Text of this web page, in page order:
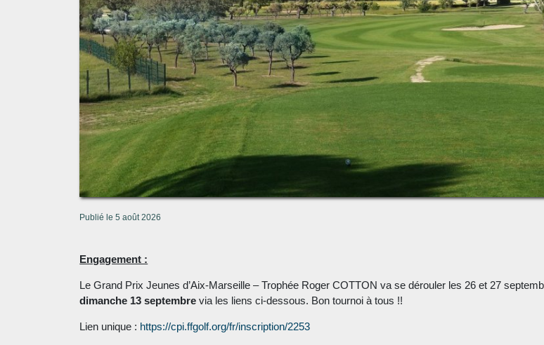
Publié le 5 août 2026
Engagement :
Le Grand Prix Jeunes d’Aix-Marseille – Trophée Roger COTTON va se dérouler les 26 et 27
dimanche 13 septembre via les liens ci-dessous. Bon tournoi à tous !!
Lien unique : https://cpi.ffgolf.org/fr/inscription/2253